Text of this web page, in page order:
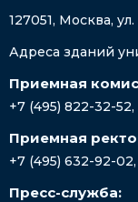
127051, Москва,
Адреса зданий
Приемная
+7 (495) 822-32-52,
Приемная
+7 (495) 632-92-02,
Пресс-служба: